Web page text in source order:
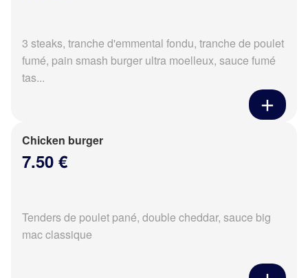
3 steaks, tranche d'emmental fondu, tranche de poulet
fumé, pain smash burger ultra moelleux, sauce fumé
tas...
Chicken burger
7.50 €
Tenders de poulet pané, double cheddar, sauce big
mac classique